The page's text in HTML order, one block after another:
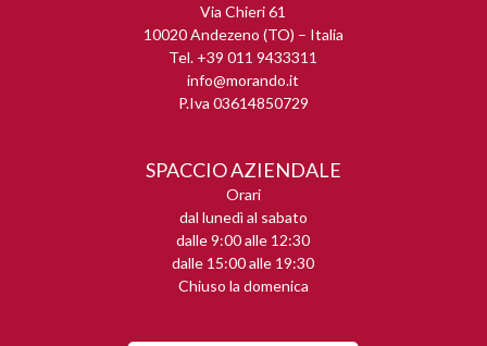
Via Chieri 61
10020 Andezeno (TO) – Italia
Tel. +39 011 9433311
info@morando.it
P.Iva 03614850729
SPACCIO AZIENDALE
Orari
dal lunedì al sabato
dalle 9:00 alle 12:30
dalle 15:00 alle 19:30
Chiuso la domenica